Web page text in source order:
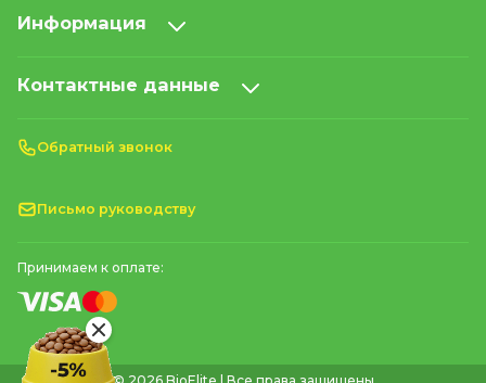
Информация
Контактные данные
Обратный звонок
Письмо руководству
Принимаем к оплате: